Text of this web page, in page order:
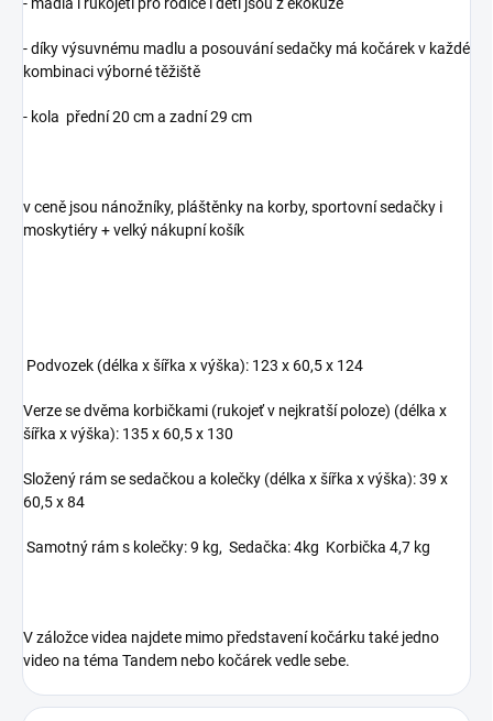
- díky výsuvnému madlu a posouvání sedačky má kočárek v každé
kombinaci výborné těžiště
- kola přední 20 cm a zadní 29 cm
v ceně jsou nánožníky, pláštěnky na korby, sportovní sedačky i
moskytiéry + velký nákupní košík
Podvozek (délka x šířka x výška): 123 x 60,5 x 124
Verze se dvěma korbičkami (rukojeť v nejkratší poloze) (délka x
šířka x výška): 135 x 60,5 x 130
Složený rám se sedačkou a kolečky (délka x šířka x výška): 39 x
60,5 x 84
Samotný rám s kolečky: 9 kg, Sedačka: 4kg Korbička 4,7 kg
V záložce videa najdete mimo představení kočárku také jedno
video na téma Tandem nebo kočárek vedle sebe.